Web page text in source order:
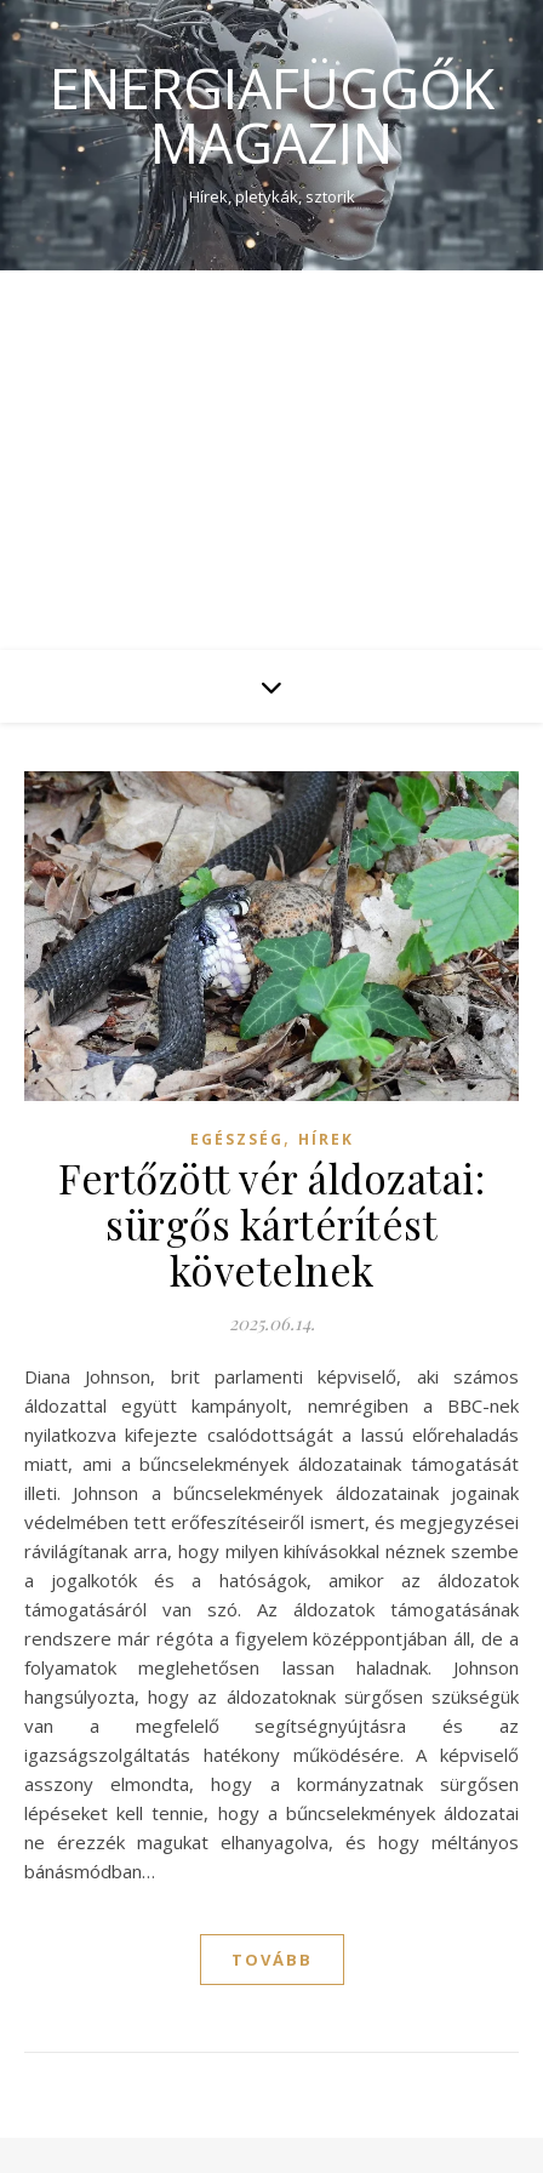
ENERGIAFÜGGŐK
MAGAZIN
Hírek, pletykák, sztorik
EGÉSZSÉG , HÍREK
Fertőzött vér áldozatai:
sürgős kártérítést
követelnek
2025.06.14.
Diana Johnson, brit parlamenti képviselő, aki számos
áldozattal együtt kampányolt, nemrégiben a BBC-nek
nyilatkozva kifejezte csalódottságát a lassú előrehaladás
miatt, ami a bűncselekmények áldozatainak támogatását
illeti. Johnson a bűncselekmények áldozatainak jogainak
védelmében tett erőfeszítéseiről ismert, és megjegyzései
rávilágítanak arra, hogy milyen kihívásokkal néznek szembe
a jogalkotók és a hatóságok, amikor az áldozatok
támogatásáról van szó. Az áldozatok támogatásának
rendszere már régóta a figyelem középpontjában áll, de a
folyamatok meglehetősen lassan haladnak. Johnson
hangsúlyozta, hogy az áldozatoknak sürgősen szükségük
van a megfelelő segítségnyújtásra és az
igazságszolgáltatás hatékony működésére. A képviselő
asszony elmondta, hogy a kormányzatnak sürgősen
lépéseket kell tennie, hogy a bűncselekmények áldozatai
ne érezzék magukat elhanyagolva, és hogy méltányos
bánásmódban…
TOVÁBB